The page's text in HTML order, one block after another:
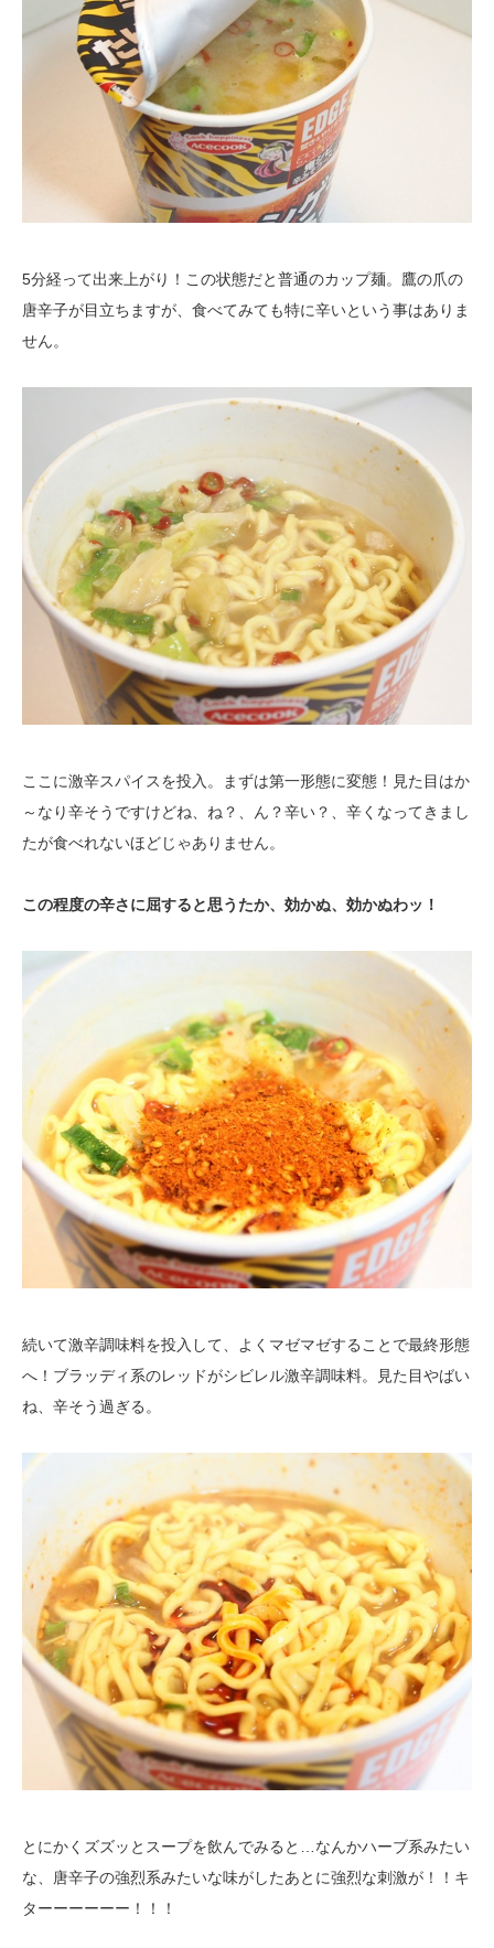
5分経って出来上がり！この状態だと普通のカップ麺。鷹の爪の
唐辛子が目立ちますが、食べてみても特に辛いという事はありま
せん。
ここに激辛スパイスを投入。まずは第一形態に変態！見た目はか
～なり辛そうですけどね、ね？、ん？辛い？、辛くなってきまし
たが食べれないほどじゃありません。
この程度の辛さに屈すると思うたか、効かぬ、効かぬわッ！
続いて激辛調味料を投入して、よくマゼマゼすることで最終形態
へ！ブラッディ系のレッドがシビレル激辛調味料。見た目やばい
ね、辛そう過ぎる。
とにかくズズッとスープを飲んでみると…なんかハーブ系みたい
な、唐辛子の強烈系みたいな味がしたあとに強烈な刺激が！！キ
ターーーーーー！！！